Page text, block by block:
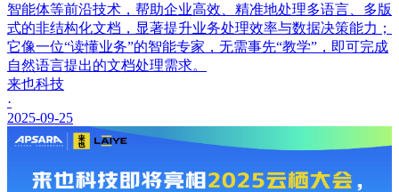
智能体等前沿技术，帮助企业高效、精准地处理多语言、多版
式的非结构化文档，显著提升业务处理效率与数据决策能力；
它像一位“读懂业务”的智能专家，无需事先“教学”，即可完成
自然语言提出的文档处理需求。
来也科技
·
2025-09-25